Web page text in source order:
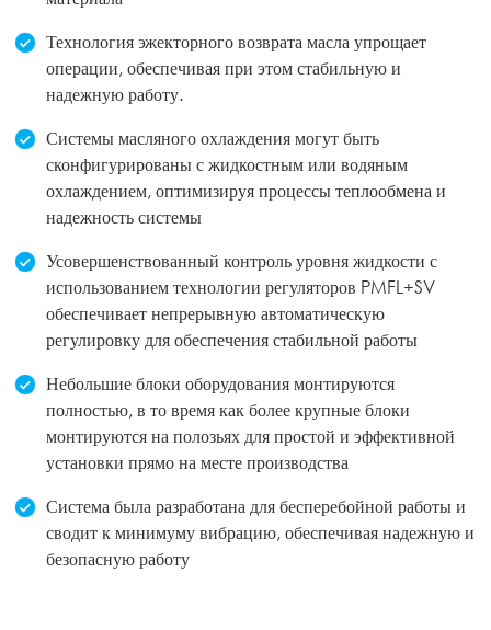
Технология эжекторного возврата масла упрощает
операции, обеспечивая при этом стабильную и
надежную работу.
Системы масляного охлаждения могут быть
сконфигурированы с жидкостным или водяным
охлаждением, оптимизируя процессы теплообмена и
надежность системы
Усовершенствованный контроль уровня жидкости с
использованием технологии регуляторов PMFL+SV
обеспечивает непрерывную автоматическую
регулировку для обеспечения стабильной работы
Небольшие блоки оборудования монтируются
полностью, в то время как более крупные блоки
монтируются на полозьях для простой и эффективной
установки прямо на месте производства
Система была разработана для бесперебойной работы и
сводит к минимуму вибрацию, обеспечивая надежную и
безопасную работу